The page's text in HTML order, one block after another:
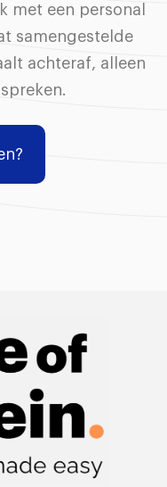
met een personal
samengestelde
achteraf, alleen